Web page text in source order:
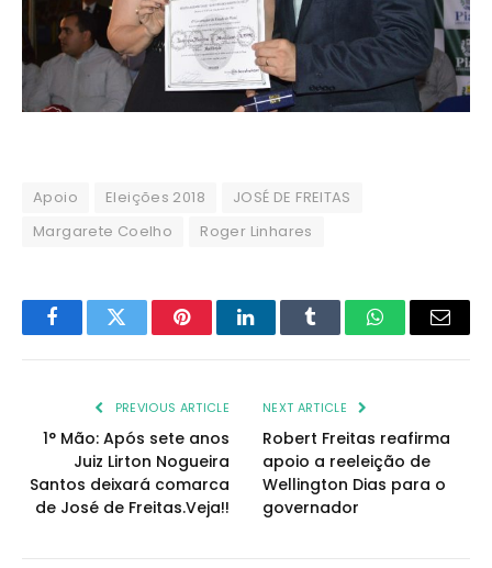
Apoio Eleições 2018
JOSÉ DE FREITAS
Margarete Coelho
Roger Linhares
FacebookTwitter PinterestLinkedInTumblr WhatsAppEmail
PREVIOUS ARTICLE
1° Mão: Após sete anos
Juiz Lirton Nogueira
Santos deixará comarca
de José de Freitas.Veja!!
NEXT ARTICLE
Robert Freitas reafirma
apoio a reeleição de
Wellington Dias para o
governador